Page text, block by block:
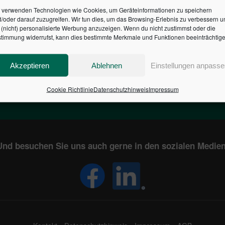
verwenden Technologien wie Cookies, um Geräteinformationen zu speichern
oder darauf zuzugreifen. Wir tun dies, um das Browsing-Erlebnis zu verbessern
personalisierte Werbung anzuzeigen. Wenn du nicht zustimmst oder die
widerrufst, kann dies bestimmte Merkmale und Funktionen
Akzeptieren Ablehnen Einstellungen
Cookie RichtlinieDatenschutzhinweisImpressum
DES BUNDES DER
€
IN DEUTSCHLAND
besuchen Sie uns auch gerne in den sozialen